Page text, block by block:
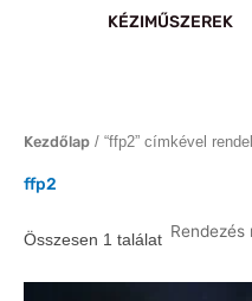
KÉZIMŰSZEREK
Kezdőlap / “ffp2” címkével
ffp2
Összesen 1 találat